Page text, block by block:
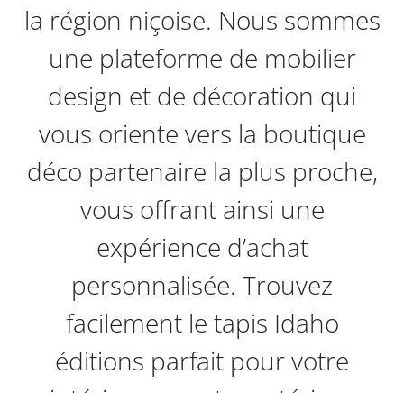
la région niçoise. Nous sommes
une plateforme de mobilier
design et de décoration qui
vous oriente vers la boutique
déco partenaire la plus proche,
vous offrant ainsi une
expérience d’achat
personnalisée. Trouvez
facilement le tapis Idaho
éditions parfait pour votre